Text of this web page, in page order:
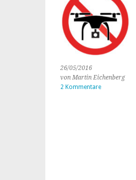
26/05/2016
von Martin Eichenberg
2 Kommentare